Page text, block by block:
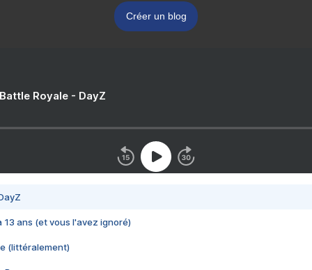
Créer un blog
Royale - DayZ
13 ans (et vous l'avez ignoré)
(littéralement)